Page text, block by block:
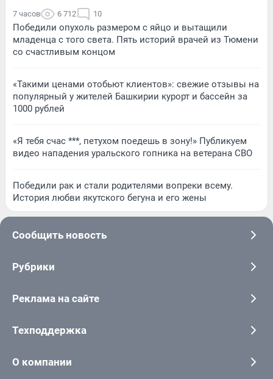
7 часов 6 712 10
Победили опухоль размером с яйцо и вытащили
младенца с того света. Пять историй врачей из Тюмени
со счастливым концом
«Такими ценами отобьют клиентов»: свежие отзывы на
популярный у жителей Башкирии курорт и бассейн за
1000 рублей
«Я тебя счас ***, петухом поедешь в зону!» Публикуем
видео нападения уральского гопника на ветерана СВО
Победили рак и стали родителями вопреки всему.
История любви якутского бегуна и его жены
Сообщить новость
Рубрики
Реклама на сайте
Техподдержка
О компании